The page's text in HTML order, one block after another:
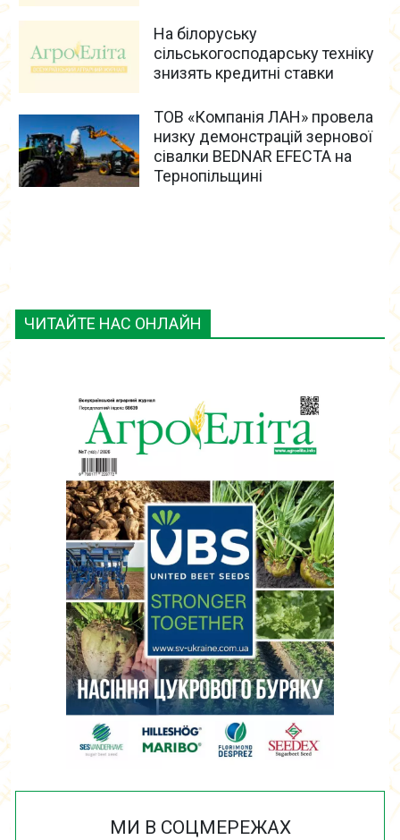
ЧИТАЙТЕ НАС ОНЛАЙН
МИ В СОЦМЕРЕЖАХ
На білоруську
сільськогосподарську техніку
знизять кредитні ставки
ТОВ «Компанія ЛАН» провела
низку демонстрацій зернової
сівалки BEDNAR EFECTA на
Тернопільщині